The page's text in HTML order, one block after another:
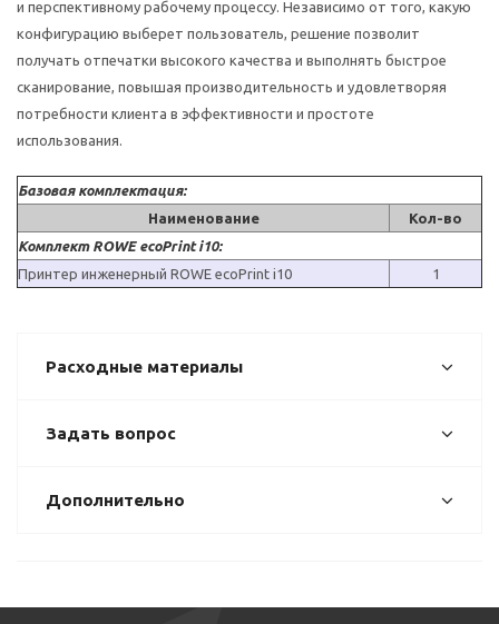
и перспективному рабочему процессу. Независимо от того, какую
конфигурацию выберет пользователь, решение позволит
получать отпечатки высокого качества и выполнять быстрое
сканирование, повышая производительность и удовлетворяя
потребности клиента в эффективности и простоте
использования.
Базовая комплектация:
Наименование
Кол-во
Комплект ROWE ecoPrint i10:
Принтер инженерный ROWE ecoPrint i10
1
Расходные материалы
Задать вопрос
Дополнительно